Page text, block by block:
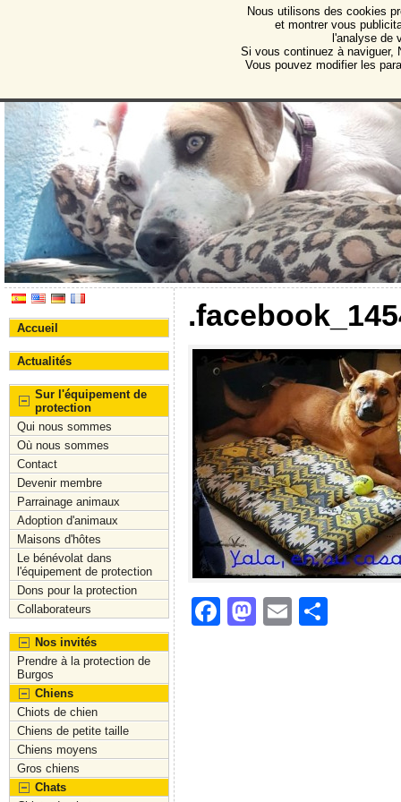
Protectora de Animales
Association pour la protection des animaux et des
Accueil
Actualités
Sur l'équipement de
protection
Qui nous sommes
Où nous sommes
Contact
Devenir membre
Parrainage animaux
Adoption d'animaux
Maisons d'hôtes
Le bénévolat dans
l'équipement de protection
Dons pour la protection
Collaborateurs
Nos invités
Prendre à la protection de
Burgos
Chiens
Chiots de chien
Chiens de petite taille
Chiens moyens
Gros chiens
Chats
.
F
M
E
Nous utilisons des cookies
et montrer vous
l'analyse de
Si vous continuez à naviguer,
Vous pouvez modifier les